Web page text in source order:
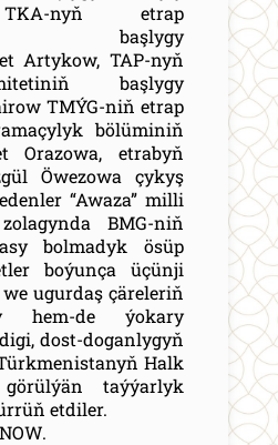
nyň etrap
başlygy
Artykow, TAP-nyň
başlygy
TMÝG-niň etrap
bölüminiň
Orazowa, etrabyň
Öwezowa çykyş
“Awaza” milli
BMG-niň
bolmadyk ösüp
boýunça üçünji
ugurdaş çäreleriň
hem-de ýokary
dost-doganlygyň
Halk
taýýarlyk
etdiler.